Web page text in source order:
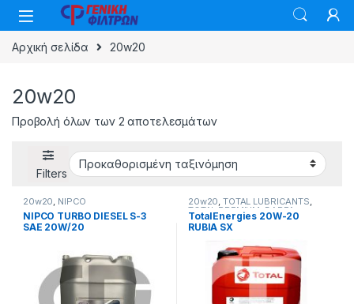
Skip to navigation
Skip to content
Αρχική σελίδα 20w20
20w20
Προβολή όλων των 2 αποτελεσμάτων
Filters
20w20, NIPCO
NIPCO TURBO DIESEL S-3
SAE 20W/20
20w20,TOTAL LUBRICANTS,
TOTAL PREMIUM,ΒΑΡΕΑ
ΟΧΗΜΑΤΑ
TotalEnergies 20W-20
RUBIA SX